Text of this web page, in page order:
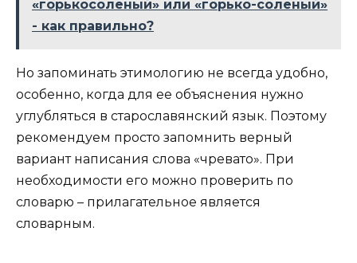
«горькосоленый» или «горько-соленый»
- как правильно?
Но запоминать этимологию не всегда удобно,
особенно, когда для ее объяснения нужно
углубляться в старославянский язык. Поэтому
рекомендуем просто запомнить верный
вариант написания слова «чревато». При
необходимости его можно проверить по
словарю – прилагательное является
словарным.